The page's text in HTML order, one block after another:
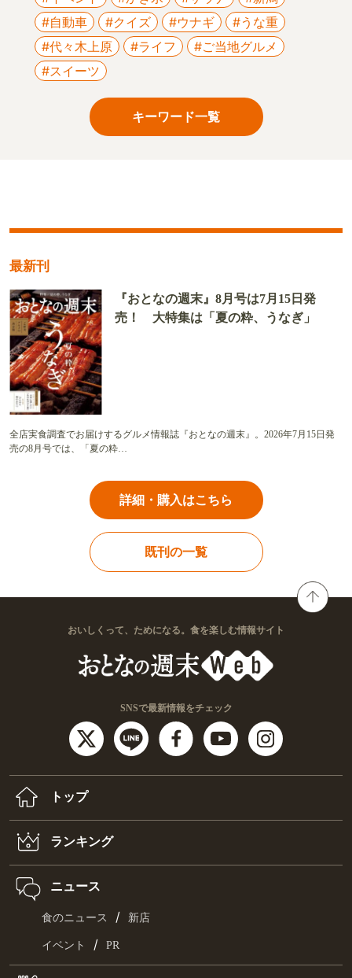
#自動車
#クイズ #ウナギ
#うな重
#代々木上原
#ライフ
#ご当地グルメ
#スイーツ
キーワード一覧
最新刊
『おとなの週末』8月号は7月15日発
売！ 大特集は「夏の粋、うなぎ」
全店実食調査でお届けするグルメ情報誌『おとなの週末』。2026年7月15日発
売の8月号では、「夏の粋…
詳細・購入はこちら
既刊の一覧
おいしくって、ためになる。食を楽しむ情報サイト
SNSで最新情報をチェック
トップ
ランキング
ニュース
食のニュース / 新店
イベント / PR